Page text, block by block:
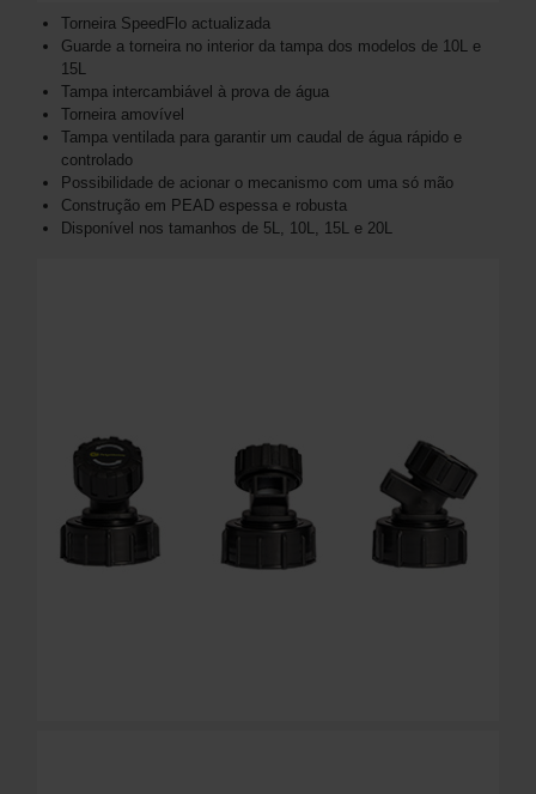
Torneira SpeedFlo actualizada
Guarde a torneira no interior da tampa dos modelos de 10L e
15L
Tampa intercambiável à prova de água
Torneira amovível
Tampa ventilada para garantir um caudal de água rápido e
controlado
Possibilidade de acionar o mecanismo com uma só mão
Construção em PEAD espessa e robusta
Disponível nos tamanhos de 5L, 10L, 15L e 20L